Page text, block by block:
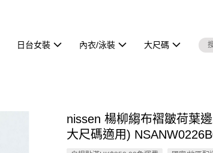
日台女裝 內衣/泳裝 大尺碼
nissen 楊柳縐布褶皺荷葉
大尺碼適用)